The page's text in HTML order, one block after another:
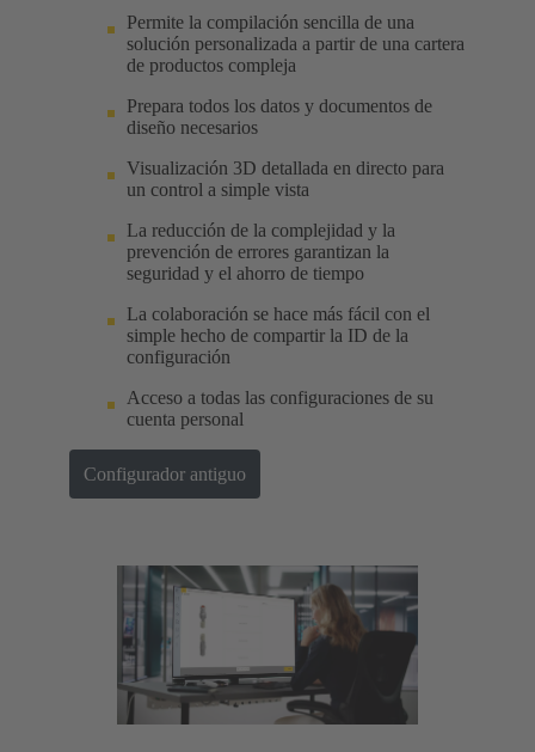
Permite la compilación sencilla de una
solución personalizada a partir de una cartera
de productos compleja
Prepara todos los datos y documentos de
diseño necesarios
Visualización 3D detallada en directo para
un control a simple vista
La reducción de la complejidad y la
prevención de errores garantizan la
seguridad y el ahorro de tiempo
La colaboración se hace más fácil con el
simple hecho de compartir la ID de la
configuración
Acceso a todas las configuraciones de su
cuenta personal
Configurador antiguo